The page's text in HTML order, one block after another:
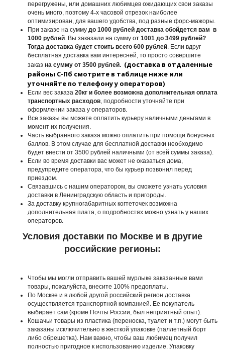
перегружены, или домашних любимцев ожидающих свои заказы
очень много, поэтому 4‑х часовой отрезок наиболее
оптимизирован, для вашего удобства, под разные форс-мажоры.
При заказе на сумму до 1000 рублей доставка обойдется вам в
1000 рублей. Вы заказали на сумму от 1001 до 3499 рублей?
Тогда доставка будет стоить всего 600 рублей. Если вдруг
бесплатная доставка вам интересней, то просто совершите
заказ на сумму от 3500 рублей. (доставка в отдаленные
районы С-Пб смотрите в таблице ниже или
уточняйте по телефону у операторов)
Если вес заказа 20кг и более возможна дополнительная оплата
транспортных расходов, подробности уточняйте при
оформлении заказа у операторов.
Все заказы вы можете оплатить курьеру наличными деньгами в
момент их получения.
Часть выбранного заказа можно оплатить при помощи бонусных
баллов. В этом случае для бесплатной доставки необходимо
будет внести от 3500 рублей наличными (от всей суммы заказа).
Если во время доставки вас может не оказаться дома,
предупредите оператора, что бы курьер позвонил перед
приездом.
Связавшись с нашим оператором, вы сможете узнать условия
доставки в Ленинградскую область и пригороды.
За доставку крупногабаритных когтеточек возможна
дополнительная плата, о подробностях можно узнать у наших
операторов.
Условия доставки по Москве и в другие
российские регионы:
Чтобы мы могли отправить вашей мурлыке заказанные вами
товары, пожалуйста, внесите 100% предоплаты.
По Москве и в любой другой российский регион доставка
осуществляется транспортной компанией. Ее покупатель
выбирает сам (кроме Почты России, был неприятный опыт).
Кошачьи товары из пластика (переноска, туалет и т.п.) могут быть
заказаны исключительно в жесткой упаковке (паллетный борт
либо обрешетка). Нам важно, чтобы ваш любимец получил
полностью пригодное к использованию изделие. Упаковку